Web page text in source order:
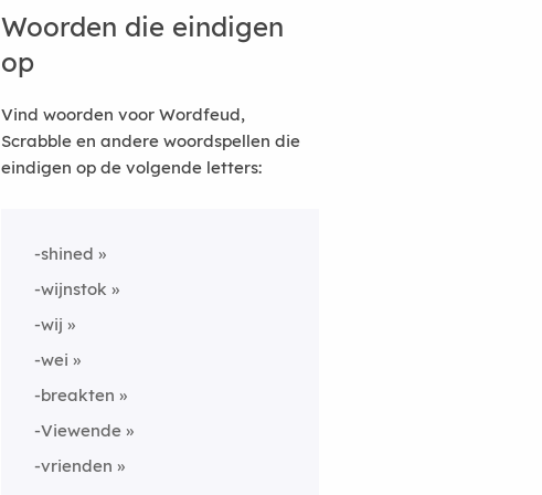
Woorden die eindigen
op
Vind woorden voor Wordfeud,
Scrabble en andere woordspellen die
eindigen op de volgende letters:
-shined
-wijnstok
-wij
-wei
-breakten
-Viewende
-vrienden